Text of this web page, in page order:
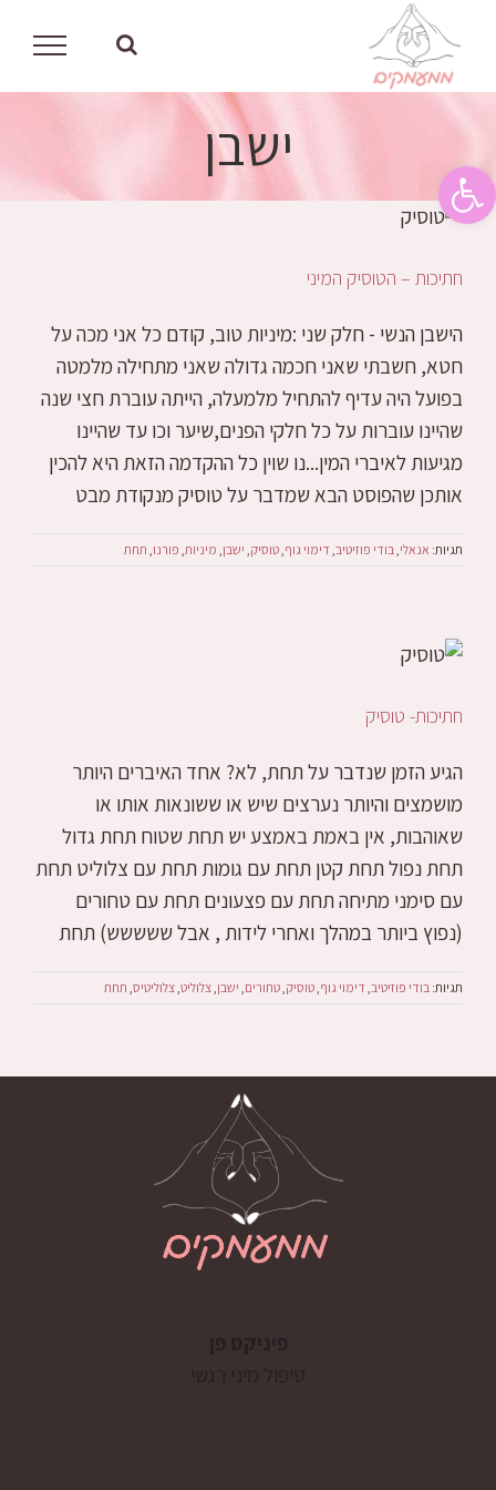
פתח סרגל נגישות
לתוכן
ישבן
חתיכות – הטוסיק המיני
הישבן הנשי - חלק שני :מיניות טוב, קודם כל אני מכה על
חטא, חשבתי שאני חכמה גדולה שאני מתחילה מלמטה
בפועל היה עדיף להתחיל מלמעלה, הייתה עוברת חצי שנה
שהיינו עוברות על כל חלקי הפנים,שיער וכו עד שהיינו
מגיעות לאיברי המין...נו שוין כל ההקדמה הזאת היא להכין
אותכן שהפוסט הבא שמדבר על טוסיק מנקודת מבט
תגיות: אנאלי,בודי פוזיטיב, דימוי גוף,טוסיק, ישבן, מיניות, פורנו, תחת
חתיכות- טוסיק
הגיע הזמן שנדבר על תחת, לא? אחד האיברים היותר
מושמצים והיותר נערצים שיש או ששונאות אותו או
שאוהבות, אין באמת באמצע יש תחת שטוח תחת גדול
תחת נפול תחת קטן תחת עם גומות תחת עם צלוליט תחת
עם סימני מתיחה תחת עם פצעונים תחת עם טחורים
(נפוץ ביותר במהלך ואחרי לידות , אבל ששששש) תחת
תגיות: בודי פוזיטיב, דימוי גוף,טוסיק,טחורים, ישבן,צלוליט,צלוליטיס, תחת
פיניקס פן
טיפול מיני רגשי